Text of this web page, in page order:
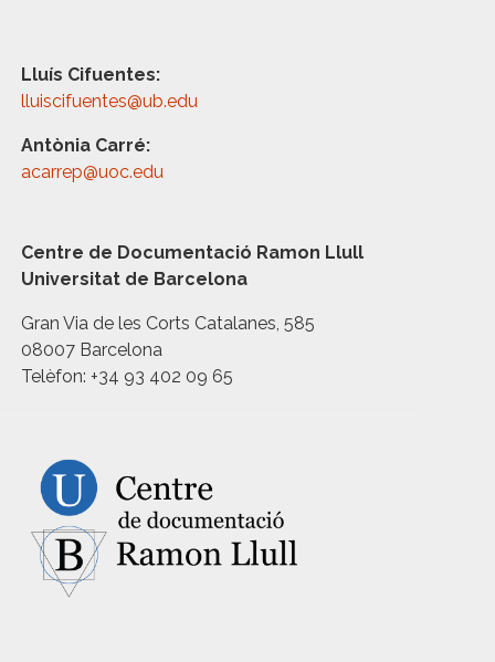
Lluís Cifuentes:
lluiscifuentes@ub.edu
Antònia Carré:
acarrep@uoc.edu
Centre de Documentació Ramon Llull
Universitat de Barcelona
Gran Via de les Corts Catalanes, 585
08007 Barcelona
Telèfon: +34 93 402 09 65